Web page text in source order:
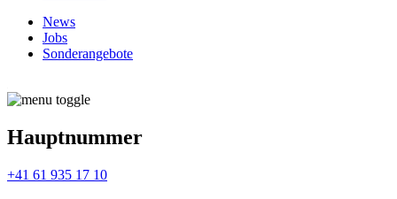
News
Jobs
Sonderangebote
Hauptnummer
+41 61 935 17 10